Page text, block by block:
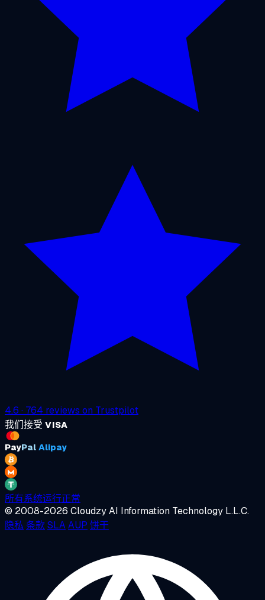
4.6 · 764 reviews on Trustpilot
我们接受 VISA
PayPal Alipay
所有系统运行正常
© 2008-2026 Cloudzy AI Information Technology L.L.C.
隐私 条款SLAAUP 饼干